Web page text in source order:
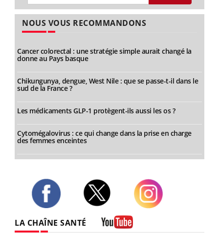
NOUS VOUS RECOMMANDONS
Cancer colorectal : une stratégie simple aurait changé la
donne au Pays basque
Chikungunya, dengue, West Nile : que se passe-t-il dans le
sud de la France ?
Les médicaments GLP-1 protègent-ils aussi les os ?
Cytomégalovirus : ce qui change dans la prise en charge
des femmes enceintes
LA CHAÎNE SANTÉ